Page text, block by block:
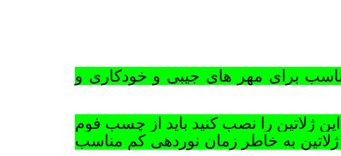
برای مهر های جیبی و خودکاری و
ژلاتین را نصب کنید باید از چسب فوم
به خاطر زمان نوردهی کم مناسب